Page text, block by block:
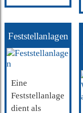
Feststellanlagen
Eine
Feststellanlage
dient als